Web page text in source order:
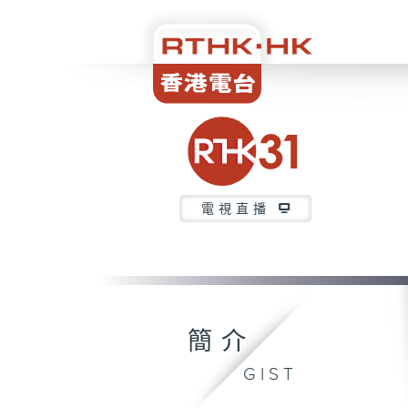
電視直播
簡介
GIST